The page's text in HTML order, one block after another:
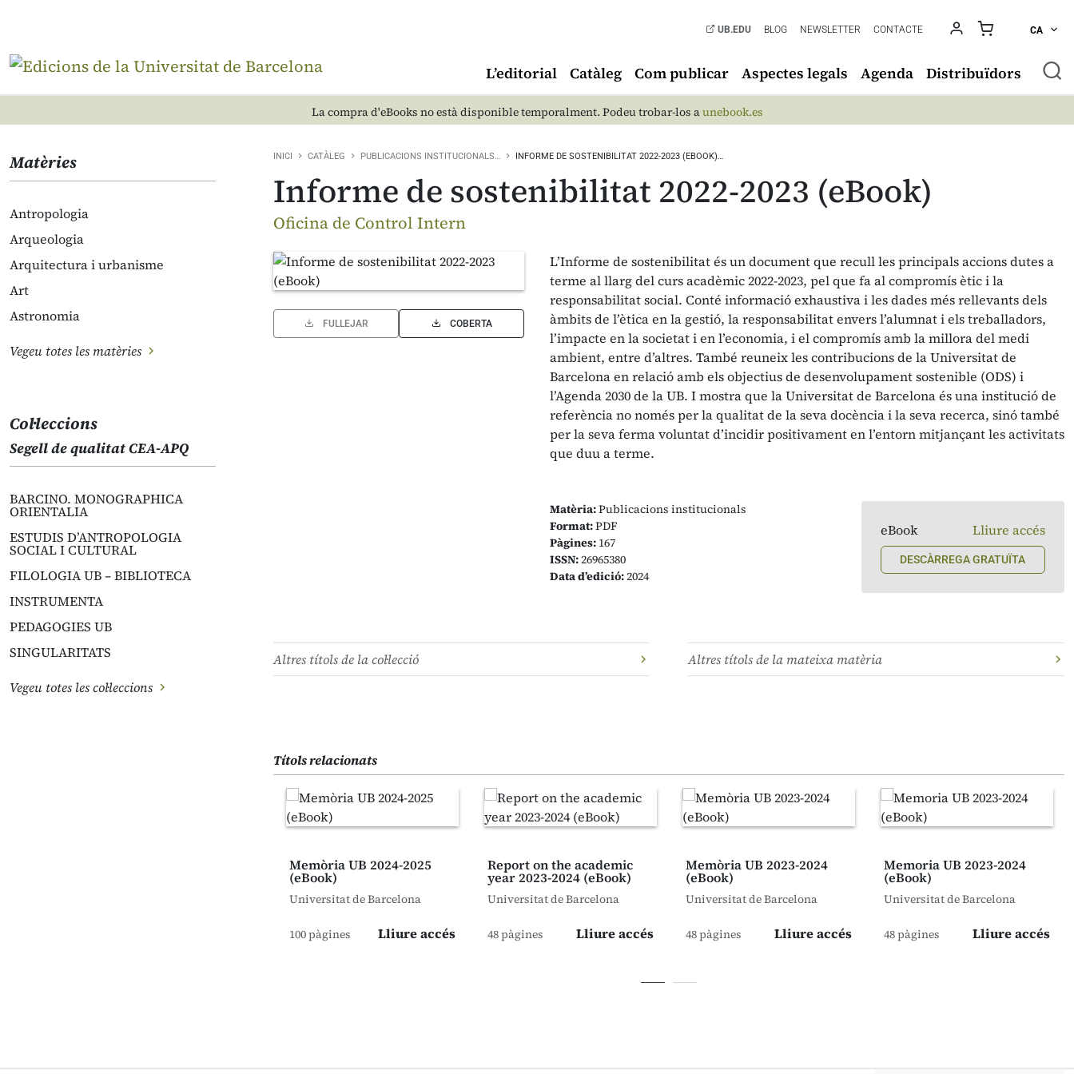
UB.EDU BLOG NEWSLETTER CONTACTE CA
L’editorial Catàleg Com publicar Aspectes legals Agenda Distribuïdors
La compra d'eBooks no està disponible temporalment. Podeu trobar-los aunebook.es
Matèries
Antropologia
Arqueologia
Arquitectura i urbanisme
Art
Astronomia
Vegeu totes les matèries
Col·leccions
Segell de qualitat CEA-APQ
BARCINO. MONOGRAPHICA
ORIENTALIA
ESTUDIS D’ANTROPOLOGIA
SOCIAL I CULTURAL
FILOLOGIA UB – BIBLIOTECA
INSTRUMENTA
PEDAGOGIES UB
SINGULARITATS
Vegeu totes les col·leccions
INICI CATÀLEG PUBLICACIONS INSTITUCIONALS… INFORME DE SOSTENIBILITAT 2022-2023 (EBOOK)…
Informe de sostenibilitat 2022-2023 (eBook)
Oficina de Control Intern
FULLEJAR COBERTA
L’Informe de sostenibilitat és un document que recull les principals accions dutes a
terme al llarg del curs acadèmic 2022-2023, pel que fa al compromís ètic i la
responsabilitat social. Conté informació exhaustiva i les dades més rellevants dels
àmbits de l’ètica en la gestió, la responsabilitat envers l’alumnat i els treballadors,
l’impacte en la societat i en l’economia, i el compromís amb la millora del medi
ambient, entre d’altres. També reuneix les contribucions de la Universitat de
Barcelona en relació amb els objectius de desenvolupament sostenible (ODS) i
l’Agenda 2030 de la UB. I mostra que la Universitat de Barcelona és una institució de
referència no només per la qualitat de la seva docència i la seva recerca, sinó també
per la seva ferma voluntat d’incidir positivament en l’entorn mitjançant les activitats
que duu a terme.
Matèria:Publicacions institucionals
Format:PDF
Pàgines: 167
ISSN:26965380
Data d’edició:2024
eBook Lliure accés
DESCÀRREGA GRATUÏTA
Altres títols de la col·lecció Altres títols de la mateixa matèria
Títols relacionats
Memòria UB 2024-2025
(eBook)
Universitat de Barcelona
100 pàgines Lliure accés
Report on the academic
year 2023-2024 (eBook)
Universitat de Barcelona
48 pàgines Lliure accés
Memòria UB 2023-2024
(eBook)
Universitat de Barcelona
48 pàgines Lliure accés
Memoria UB 2023-2024
(eBook)
Universitat de Barcelona
48 pàgines Lliure accés